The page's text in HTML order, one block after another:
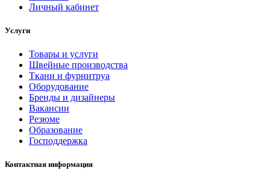
Личный кабинет
Услуги
Товары и услуги
Швейные производства
Ткани и фурнитруа
Оборудование
Бренды и дизайнеры
Вакансии
Резюме
Образование
Господдержка
Контактная информация